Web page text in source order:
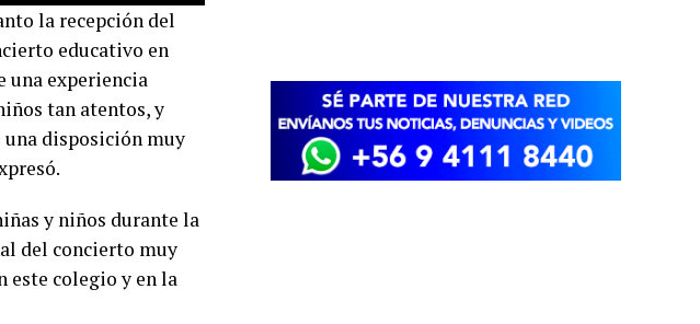
la recepción del
educativo en
una experiencia
tan atentos, y
una disposición muy
y niños durante la
del concierto muy
este colegio y en la